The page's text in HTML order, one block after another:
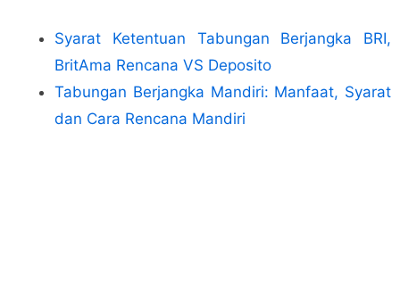
Syarat Ketentuan Tabungan Berjangka BRI,
BritAma Rencana VS Deposito
Tabungan Berjangka Mandiri: Manfaat, Syarat
dan Cara Rencana Mandiri